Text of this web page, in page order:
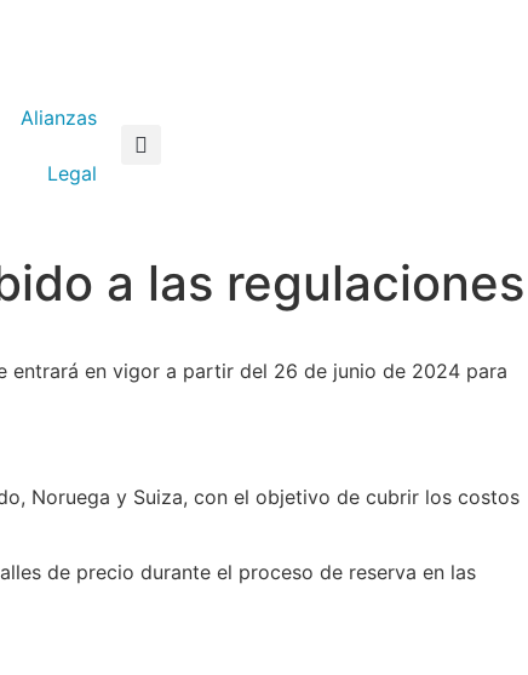
Alianzas
Legal
a las regulaciones
entrará en vigor a partir del 26 de junio de 2024 para
Noruega y Suiza, con el objetivo de cubrir los costos
de precio durante el proceso de reserva en las